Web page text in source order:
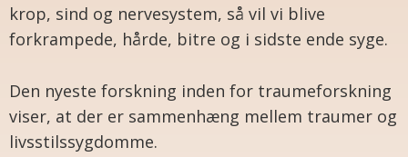
krop, sind og nervesystem, så vil vi blive
forkrampede, hårde, bitre og i sidste ende syge.
Den nyeste forskning inden for traumeforskning
viser, at der er sammenhæng mellem traumer og
livsstilssygdomme.